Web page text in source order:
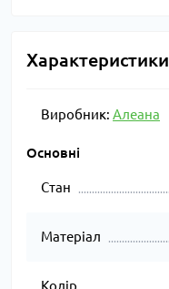
Характеристики
Виробник: Алеана
Основні
Стан
Матеріал